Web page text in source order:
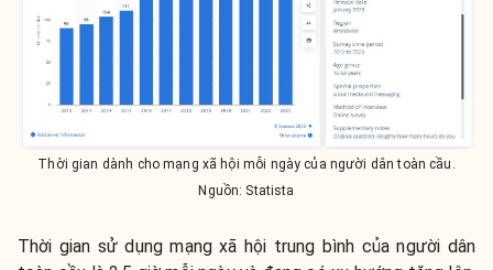
Thời gian dành cho mạng xã hội mỗi ngày của người dân toàn cầu.
Nguồn: Statista
Thời gian sử dụng mạng xã hội trung bình của người dân